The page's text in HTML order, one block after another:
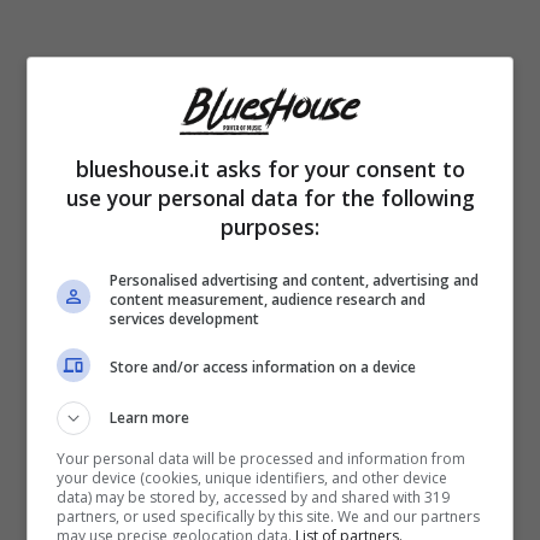
Dietro le quinte, però, è nata anche una
grande
Lando
con Lorenzo Tano, con il quale adesso è
fidanzata . Finita la trasmissione, i
partecipanti sono ritornati alla vita di tutti i
blueshouse.it asks for your consent to
use your personal data for the following
purposes:
Personalised advertising and content, advertising and
content measurement, audience research and
services development
Store and/or access information on a device
Learn more
Your personal data will be processed and information from
your device (cookies, unique identifiers, and other device
data) may be stored by, accessed by and shared with 319
partners, or used specifically by this site. We and our partners
may use precise geolocation data. List of partners.